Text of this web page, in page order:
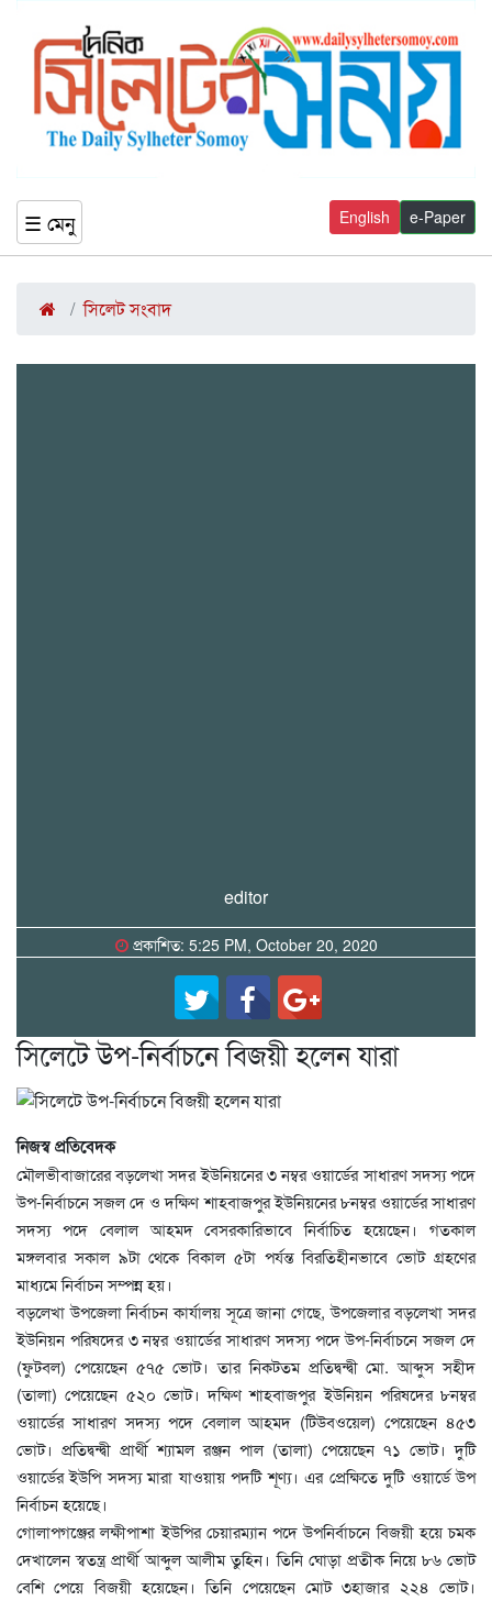
☰ মেনু e-Paper
English
সিলেট সংবাদ
editor
প্রকাশিত: 5:25 PM, October 20, 2020
সিলেটে উপ-নির্বাচনে বিজয়ী হলেন যারা
নিজস্ব প্রতিবেদক
মৌলভীবাজারের বড়লেখা সদর ইউনিয়নের ৩ নম্বর ওয়ার্ডের সাধারণ সদস্য পদে
উপ-নির্বাচনে সজল দে ও দক্ষিণ শাহবাজপুর ইউনিয়নের ৮নম্বর ওয়ার্ডের সাধারণ
সদস্য পদে বেলাল আহমদ বেসরকারিভাবে নির্বাচিত হয়েছেন। গতকাল
মঙ্গলবার সকাল ৯টা থেকে বিকাল ৫টা পর্যন্ত বিরতিহীনভাবে ভোট গ্রহণের
মাধ্যমে নির্বাচন সম্পন্ন হয়।
বড়লেখা উপজেলা নির্বাচন কার্যালয় সূত্রে জানা গেছে, উপজেলার বড়লেখা সদর
ইউনিয়ন পরিষদের ৩ নম্বর ওয়ার্ডের সাধারণ সদস্য পদে উপ-নির্বাচনে সজল দে
(ফুটবল) পেয়েছেন ৫৭৫ ভোট। তার নিকটতম প্রতিদ্বন্দ্বী মো. আব্দুস সহীদ
(তালা) পেয়েছেন ৫২০ ভোট। দক্ষিণ শাহবাজপুর ইউনিয়ন পরিষদের ৮নম্বর
ওয়ার্ডের সাধারণ সদস্য পদে বেলাল আহমদ (টিউবওয়েল) পেয়েছেন ৪৫৩
ভোট। প্রতিদ্বন্দ্বী প্রার্থী শ্যামল রঞ্জন পাল (তালা) পেয়েছেন ৭১ ভোট। দুটি
ওয়ার্ডের ইউপি সদস্য মারা যাওয়ায় পদটি শূণ্য। এর প্রেক্ষিতে দুটি ওয়ার্ডে উপ
নির্বাচন হয়েছে।
গোলাপগঞ্জের লক্ষীপাশা ইউপির চেয়ারম্যান পদে উপনির্বাচনে বিজয়ী হয়ে চমক
দেখালেন স্বতন্ত্র প্রার্থী আব্দুল আলীম তুহিন। তিনি ঘোড়া প্রতীক নিয়ে ৮৬ ভোট
বেশি পেয়ে বিজয়ী হয়েছেন। তিনি পেয়েছেন মোট ৩হাজার ২২৪ ভোট।